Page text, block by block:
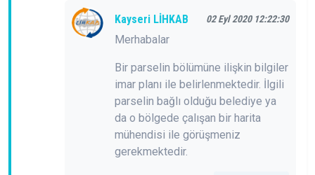
Kayseri LİHKAB 02 Eyl 2020 12:22:30
Merhabalar
Bir parselin bölümüne ilişkin bilgiler
imar planı ile belirlenmektedir. İlgili
parselin bağlı olduğu belediye ya
da o bölgede çalışan bir harita
mühendisi ile görüşmeniz
gerekmektedir.